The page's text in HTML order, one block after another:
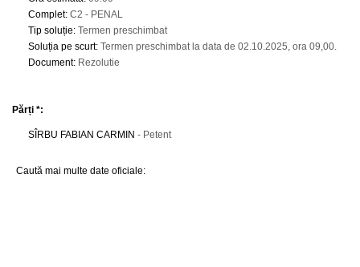
Complet: C2 - PENAL
Tip soluție: Termen preschimbat
Soluția pe scurt: Termen preschimbat la data de 02.10.2025, ora 09,00.
Document: Rezolutie
Părți *:
SÎRBU FABIAN CARMIN - Petent
Caută mai multe date oficiale: